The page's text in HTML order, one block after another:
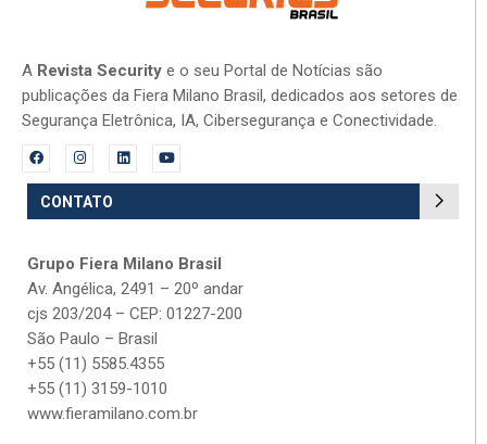
A Revista Security e o seu Portal de Notícias são
publicações da Fiera Milano Brasil, dedicados aos setores de
Segurança Eletrônica, IA, Cibersegurança e Conectividade.
CONTATO
Grupo Fiera Milano Brasil
Av. Angélica, 2491 – 20º andar
cjs 203/204 – CEP: 01227-200
São Paulo – Brasil
+55 (11) 5585.4355
+55 (11) 3159-1010
www.fieramilano.com.br